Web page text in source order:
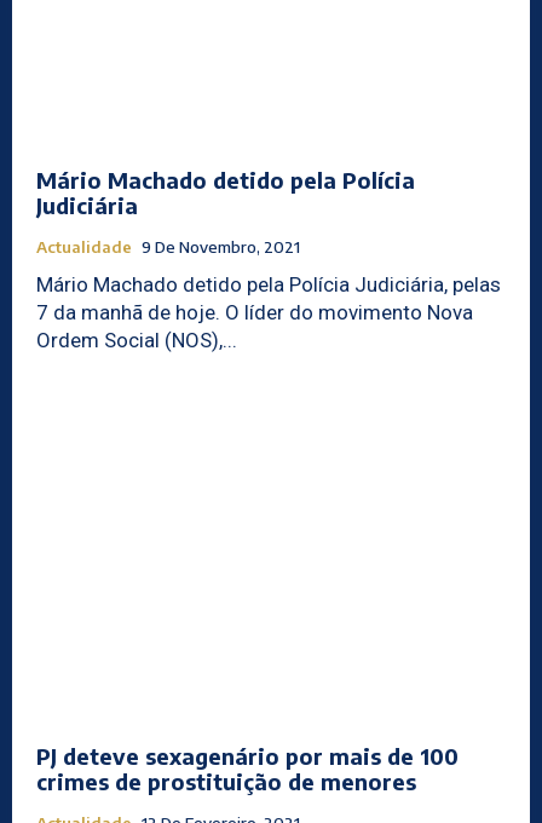
Mário Machado detido pela Polícia
Judiciária
Actualidade 9 De Novembro, 2021
Mário Machado detido pela Polícia Judiciária, pelas
7 da manhã de hoje. O líder do movimento Nova
Ordem Social (NOS),...
PJ deteve sexagenário por mais de 100
crimes de prostituição de menores